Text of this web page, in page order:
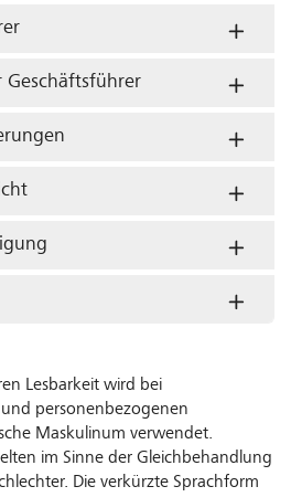
Lesbarkeit wird bei
personenbezogenen
Maskulinum verwendet.
im Sinne der Gleichbehandlung
Die verkürzte Sprachform